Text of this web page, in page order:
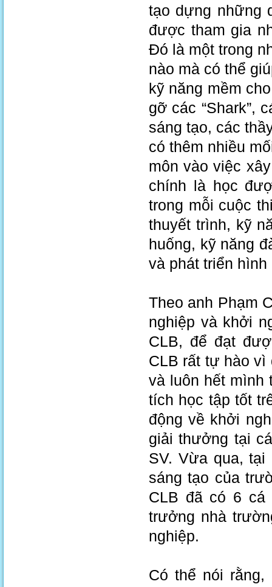
tạo dựng những
được tham gia
Đó là một trong
nào mà có thể
kỹ năng mềm
gỡ các “Shark”,
sáng tạo, các
có thêm nhiều
môn vào việc
chính là học
trong mỗi cuộc
thuyết trình, kỹ
huống, kỹ năng
và phát triển
Theo anh Phạm
nghiệp và khởi
CLB, để đạt
CLB rất tự hào vì
và luôn hết mình
tích học tập tốt
động về khởi
giải thưởng tại
SV. Vừa qua,
sáng tạo của
CLB đã có 6 cá
trưởng nhà
nghiệp.
Có thể nói